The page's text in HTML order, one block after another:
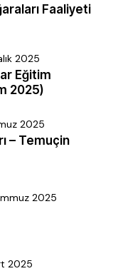
Faaliyeti
2025
Eğitim
2025)
2025
– Temuçin
2025
2025